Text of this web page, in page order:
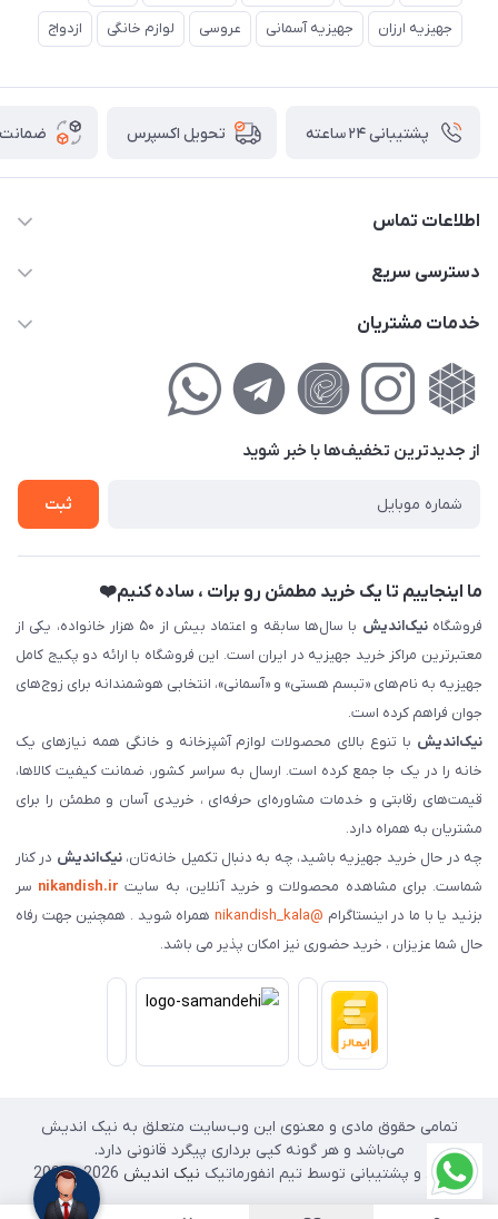
جهیزیه ارزان جهیزیه آسمانی عروسی لوازم خانگی ازدواج
پشتیبانی ۲۴ ساعته تحویل اکسپرس ضمانت
اطلاعات تماس
02177111474
کوچه گلریز 4 غربی ، پلاک 13
دسترسی سریع
حساب کاربری
لیست محصولات
خدمات مشتریان
راهنمای‌خرید‌آنلاین
حریم خصوصی
فروش‌اقساطی
از جدید‌ترین تخفیف‌ها با‌ خبر شوید
ثبت
ما اینجاییم تا یک خرید مطمئن رو برات ، ساده کنیم❤️
فروشگاهنیک‌اندیش
با سال‌ها سابقه و اعتماد بیش از ۵۰ هزار خانواده، یکی از
معتبرترین مراکز خرید جهیزیه در ایران است. این فروشگاه با ارائه دو پکیج کامل
جهیزیه به نام‌های «تبسم هستی» و «آسمانی»، انتخابی هوشمندانه برای زوج‌های
جوان فراهم کرده است.
نیک‌اندیش با تنوع بالای محصولات لوازم آشپزخانه و خانگی همه نیازهای یک
خانه را در یک جا جمع کرده است. ارسال به سراسر کشور، ضمانت کیفیت کالاها،
قیمت‌های رقابتی و خدمات مشاوره‌ای حرفه‌ای ، خریدی آسان و مطمئن را برای
مشتریان به همراه دارد.
چه در حال خرید جهیزیه باشید، چه به دنبال تکمیل خانه‌تان،نیک‌اندیش در کنار
شماست. برای مشاهده محصولات و خرید آنلاین، به سایت nikandish.ir سر
بزنید یا با ما در اینستاگرام @nikandish_kala
همراه شوید . همچنین جهت رفاه
حال شما عزیزان ، خرید حضوری نیز امکان پذیر می باشد.
تمامی حقوق مادی و معنوی این وب‌سایت متعلق به نیک اندیش
می‌باشد و هر گونه کپی برداری پیگرد قانونی دارد.
طراحی و پشتیبانی توسط تیم انفورماتیک نیک اندیش 2026 - 2025